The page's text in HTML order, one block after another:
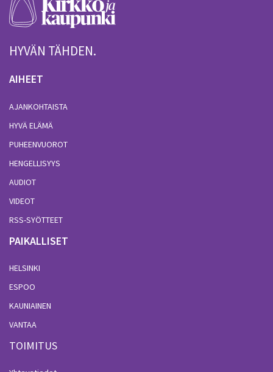
HYVÄN TÄHDEN.
AIHEET
AJANKOHTAISTA
HYVÄ ELÄMÄ
PUHEENVUOROT
HENGELLISYYS
AUDIOT
VIDEOT
RSS-SYÖTTEET
PAIKALLISET
HELSINKI
ESPOO
KAUNIAINEN
VANTAA
TOIMITUS